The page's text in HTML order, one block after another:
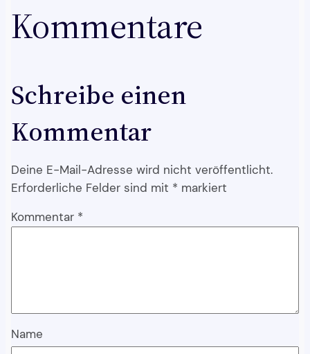
Kommentare
Schreibe einen
Kommentar
Deine E-Mail-Adresse wird nicht veröffentlicht.
Erforderliche Felder sind mit * markiert
Kommentar *
Name